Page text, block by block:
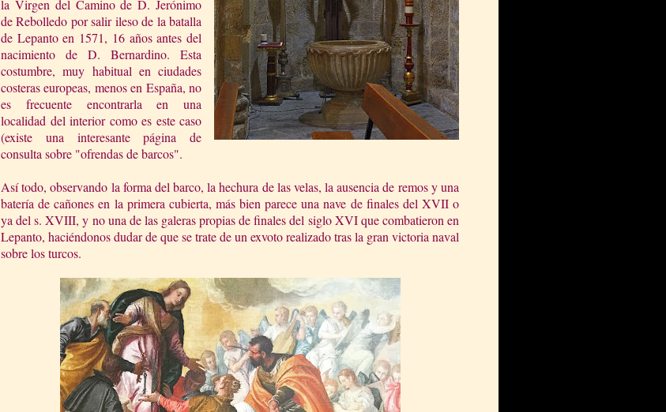
la Virgen del Camino de D. Jerónimo
de Rebolledo por salir ileso de la batalla
de Lepanto en 1571, 16 años antes del
nacimiento de D. Bernardino. Esta
costumbre, muy habitual en ciudades
costeras europeas, menos en España, no
es frecuente encontrarla en una
localidad del interior como es este caso
(existe una interesante página de
consulta sobre "ofrendas de barcos".
Así todo, observando la forma del barco, la hechura de las velas, la ausencia de remos y una
batería de cañones en la primera cubierta, más bien parece una nave de finales del XVII o
ya del s. XVIII, y no una de las galeras propias de finales del siglo XVI que combatieron en
Lepanto, haciéndonos dudar de que se trate de un exvoto realizado tras la gran victoria naval
sobre los turcos.